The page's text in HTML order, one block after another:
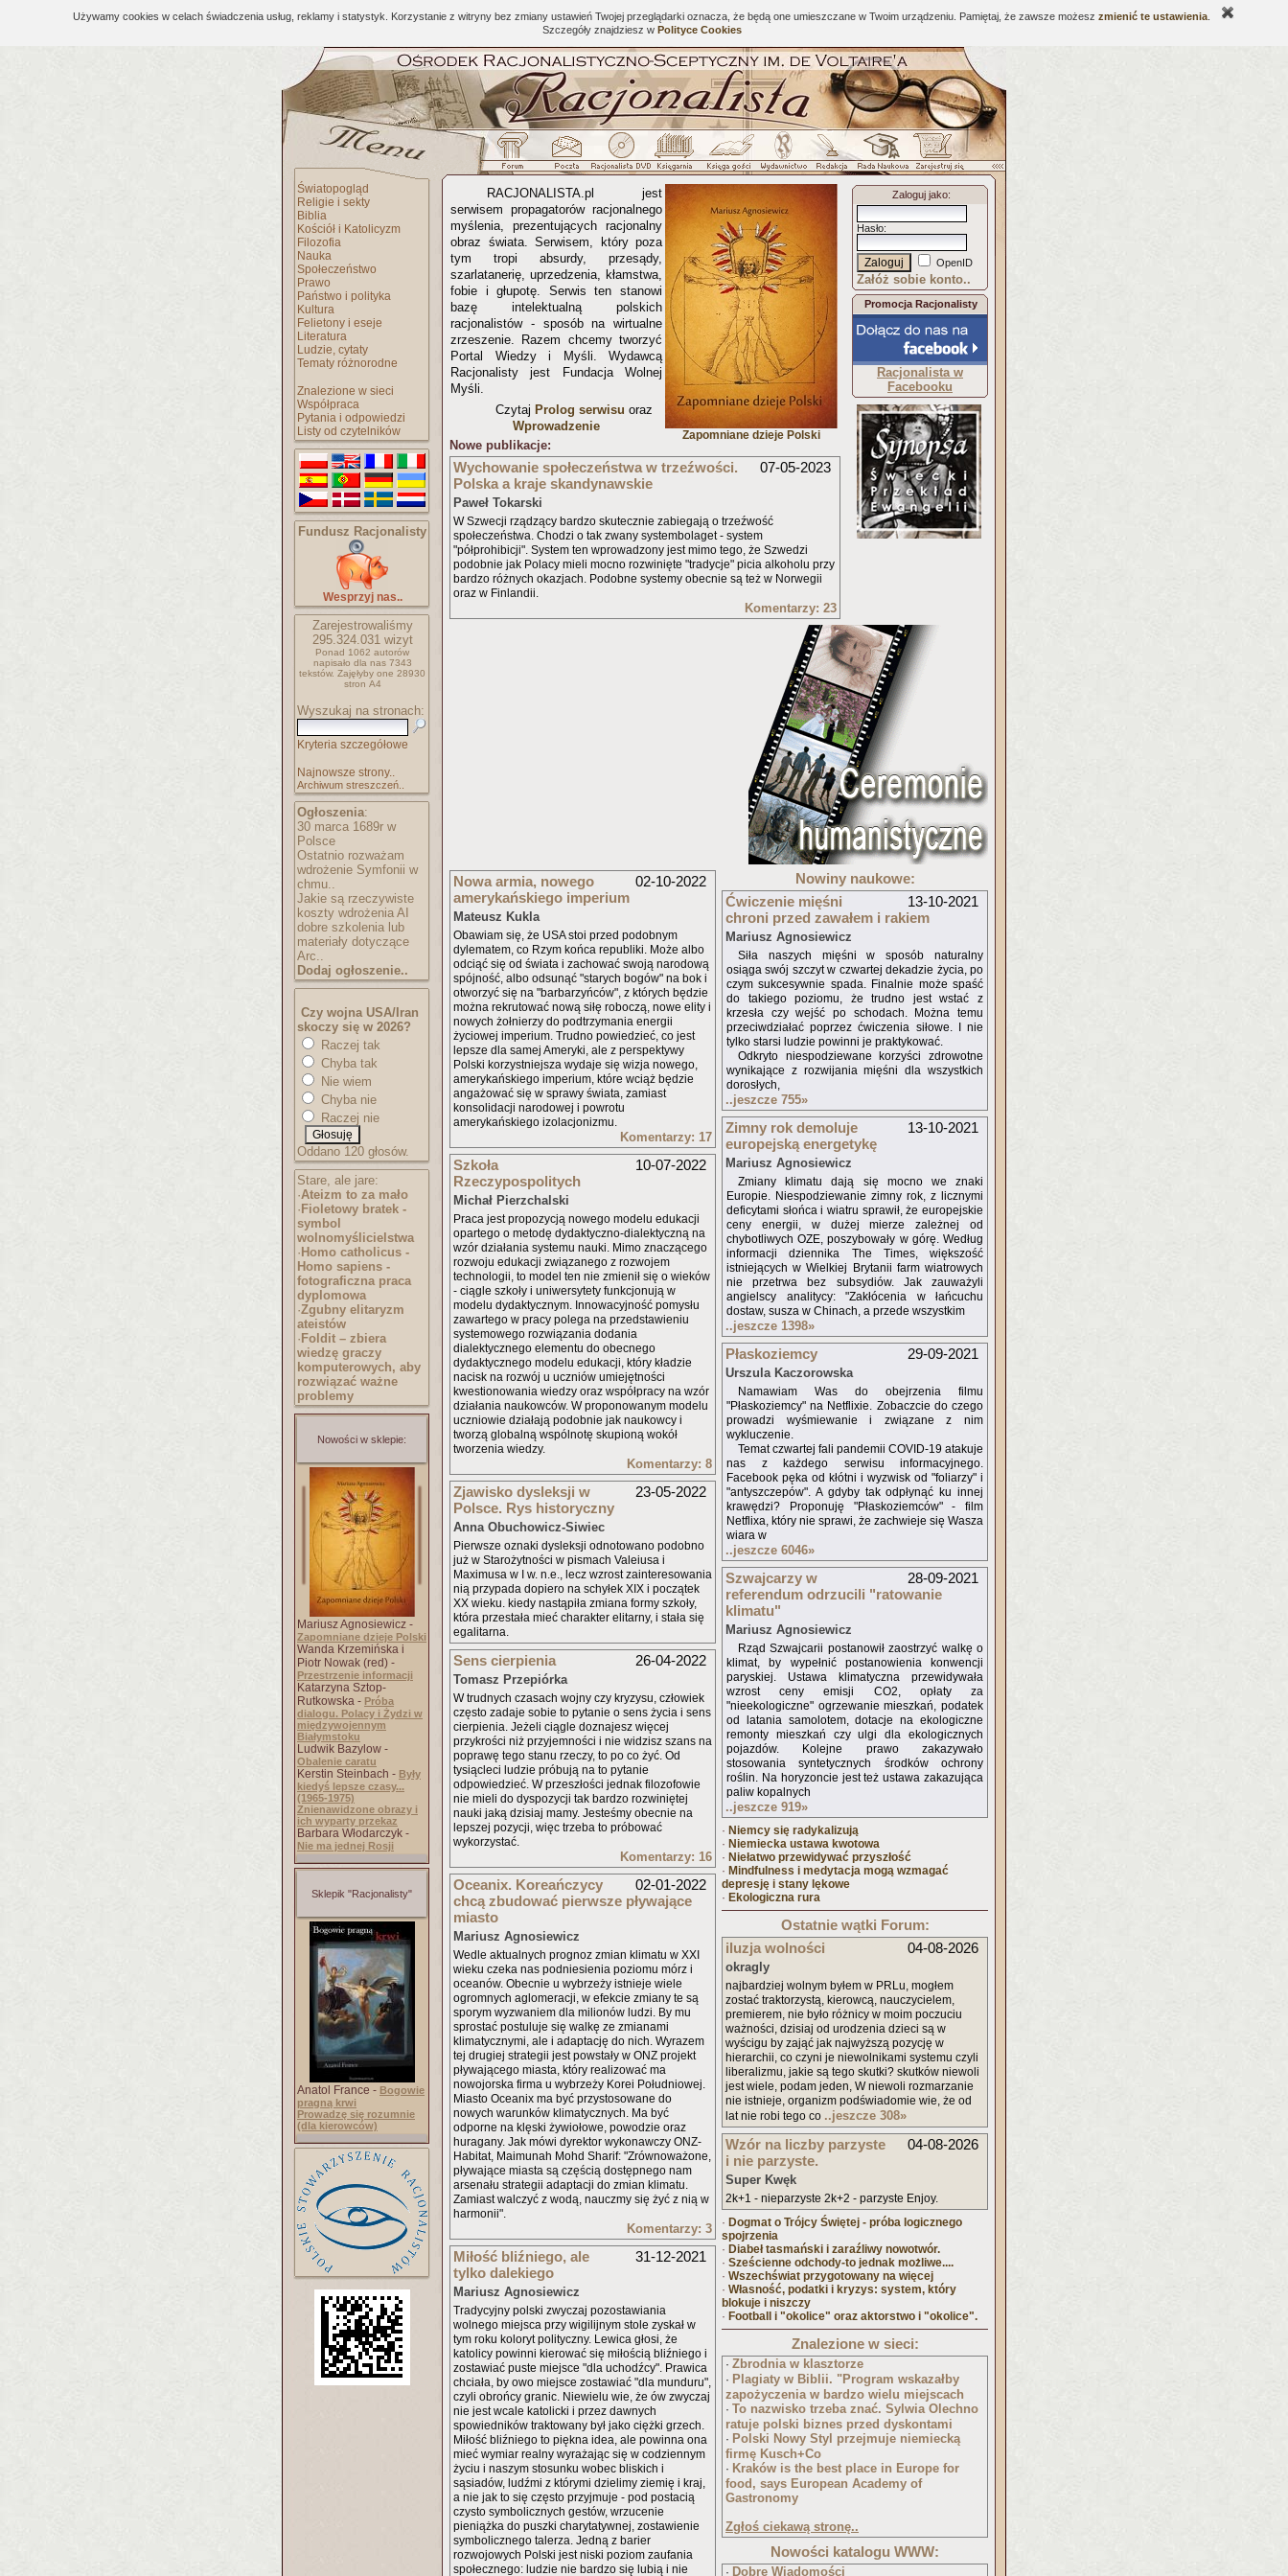
Używamy cookies w celach świadczenia usług, reklamy i statystyk. Korzystanie z witryny bez zmiany ustawień Twojej przeglądarki oznacza, że będą one umieszczane w Twoim urządzeniu. Pamiętaj, że zawsze możesz zmienić te ustawienia
Szczegóły znajdziesz w Polityce Cookies
Światopogląd
Religie i sekty
Biblia
Kościół i Katolicyzm
Filozofia
Nauka
Społeczeństwo
Prawo
Państwo i polityka
Kultura
Felietony i eseje
Literatura
Ludzie, cytaty
Tematy różnorodne
Znalezione w sieci
Współpraca
Pytania i odpowiedzi
Listy od czytelników
Fundusz Racjonalisty
Wesprzyj nas..
Zarejestrowaliśmy
295.324.031wizyt
Ponad 1062 autorów
napisało dla nas 7343
tekstów. Zajęłyby one 28930
stron A4
Wyszukaj na stronach:
Kryteria szczegółowe
Najnowsze strony..
Archiwum streszczeń..
Ogłoszenia:
30 marca 1689r w
Polsce
Ostatnio rozważam
wdrożenie Symfonii w
chmu..
Jakie są rzeczywiste
koszty wdrożenia AI
dobre szkolenia lub
materiały dotyczące
Arc..
Dodaj ogłoszenie..
Czy wojna USA/Iran
skoczy się w 2026?
Raczej tak
Chyba tak
Nie wiem
Chyba nie
Raczej nie
Oddano 120 głosów.
Stare, ale jare:
·Ateizm to za mało
· Fioletowy bratek -
symbol
wolnomyślicielstwa
· Homo catholicus -
Homo sapiens -
fotograficzna praca
dyplomowa
·Zgubny elitaryzm
ateistów
· Foldit – zbiera
wiedzę graczy
komputerowych, aby
rozwiązać ważne
problemy
Nowości w sklepie:
Mariusz Agnosiewicz -
Zapomniane dzieje Polski
Wanda Krzemińska i
Piotr Nowak (red) -
Przestrzenie informacji
Katarzyna Sztop-
Rutkowska - Próba
dialogu. Polacy i Żydzi w
międzywojennym
Białymstoku
Ludwik Bazylow -
Obalenie caratu
Kerstin Steinbach - Były
kiedyś lepsze czasy...
(1965-1975)
Znienawidzone obrazy i
ich wyparty przekaz
Barbara Włodarczyk -
Nie ma jednej Rosji
Sklepik "Racjonalisty"
Anatol France - Bogowie
pragną krwi
Prowadzę się rozumnie
(dla kierowców)
Zapomniane dzieje Polski
RACJONALISTA.pl jest
serwisem propagatorów racjonalnego
myślenia, prezentujących racjonalny
obraz świata. Serwisem, który poza
tym tropi absurdy, przesądy,
szarlatanerię, uprzedzenia, kłamstwa,
fobie i głupotę. Serwis ten stanowi
bazę intelektualną polskich
racjonalistów - sposób na wirtualne
zrzeszenie. Razem chcemy tworzyć
Portal Wiedzy i Myśli. Wydawcą
Racjonalisty jest Fundacja Wolnej
Myśli.
Czytaj Prolog serwisu oraz
Wprowadzenie
Nowe publikacje:
07-05-2023
Wychowanie społeczeństwa w trzeźwości.
Polska a kraje skandynawskie
Paweł Tokarski
W Szwecji rządzący bardzo skutecznie zabiegają o trzeźwość
społeczeństwa. Chodzi o tak zwany systembolaget - system
"półprohibicji". System ten wprowadzony jest mimo tego, że Szwedzi
podobnie jak Polacy mieli mocno rozwinięte "tradycje" picia alkoholu przy
bardzo różnych okazjach. Podobne systemy obecnie są też w Norwegii
oraz w Finlandii.
Komentarzy: 23
Zaloguj jako:
Hasło:
OpenID
Załóż sobie konto..
Promocja Racjonalisty
Racjonalista w
Facebooku
02-10-2022
Nowa armia, nowego
amerykańskiego imperium
Mateusz Kukla
Obawiam się, że USA stoi przed podobnym
dylematem, co Rzym końca republiki. Może albo
odciąć się od świata i zachować swoją narodową
spójność, albo odsunąć "starych bogów" na bok i
otworzyć się na "barbarzyńców", z których będzie
można rekrutować nową siłę roboczą, nowe elity i
nowych żołnierzy do podtrzymania energii
życiowej imperium. Trudno powiedzieć, co jest
lepsze dla samej Ameryki, ale z perspektywy
Polski korzystniejsza wydaje się wizja nowego,
amerykańskiego imperium, które wciąż będzie
angażować się w sprawy świata, zamiast
konsolidacji narodowej i powrotu
amerykańskiego izolacjonizmu.
Komentarzy: 17
10-07-2022
Szkoła
Rzeczypospolitych
Michał Pierzchalski
Praca jest propozycją nowego modelu edukacji
opartego o metodę dydaktyczno-dialektyczną na
wzór działania systemu nauki. Mimo znaczącego
rozwoju edukacji związanego z rozwojem
technologii, to model ten nie zmienił się o wieków
- ciągle szkoły i uniwersytety funkcjonują w
modelu dydaktycznym. Innowacyjność pomysłu
zawartego w pracy polega na przedstawieniu
systemowego rozwiązania dodania
dialektycznego elementu do obecnego
dydaktycznego modelu edukacji, który kładzie
nacisk na rozwój u uczniów umiejętności
kwestionowania wiedzy oraz współpracy na wzór
działania naukowców. W proponowanym modelu
uczniowie działają podobnie jak naukowcy i
tworzą globalną wspólnotę skupioną wokół
tworzenia wiedzy.
Komentarzy: 8
23-05-2022
Zjawisko dysleksji w
Polsce. Rys historyczny
Anna Obuchowicz-Siwiec
Pierwsze oznaki dysleksji odnotowano podobno
już w Starożytności w pismach Valeiusa i
Maximusa w I w. n.e., lecz wzrost zainteresowania
nią przypada dopiero na schyłek XIX i początek
XX wieku. kiedy nastąpiła zmiana formy szkoły,
która przestała mieć charakter elitarny, i stała się
egalitarna.
26-04-2022
Sens cierpienia
Tomasz Przepiórka
W trudnych czasach wojny czy kryzysu, człowiek
często zadaje sobie to pytanie o sens życia i sens
cierpienia. Jeżeli ciągle doznajesz więcej
przykrości niż przyjemności i nie widzisz szans na
poprawę tego stanu rzeczy, to po co żyć. Od
tysiącleci ludzie próbują na to pytanie
odpowiedzieć. W przeszłości jednak filozofowie
nie mieli do dyspozycji tak bardzo rozwiniętej
nauki jaką dzisiaj mamy. Jesteśmy obecnie na
lepszej pozycji, więc trzeba to próbować
wykorzystać.
Komentarzy: 16
02-01-2022
Oceanix. Koreańczycy
chcą zbudować pierwsze pływające
miasto
Mariusz Agnosiewicz
Wedle aktualnych prognoz zmian klimatu w XXI
wieku czeka nas podniesienia poziomu mórz i
oceanów. Obecnie u wybrzeży istnieje wiele
ogromnych aglomeracji, w efekcie zmiany te są
sporym wyzwaniem dla milionów ludzi. By mu
sprostać postuluje się walkę ze zmianami
klimatycznymi, ale i adaptację do nich. Wyrazem
tej drugiej strategii jest powstały w ONZ projekt
pływającego miasta, który realizować ma
nowojorska firma u wybrzeży Korei Południowej.
Miasto Oceanix ma być przystosowane do
nowych warunków klimatycznych. Ma być
odporne na klęski żywiołowe, powodzie oraz
huragany. Jak mówi dyrektor wykonawczy ONZ-
Habitat, Maimunah Mohd Sharif: "Zrównoważone,
pływające miasta są częścią dostępnego nam
arsenału strategii adaptacji do zmian klimatu.
Zamiast walczyć z wodą, nauczmy się żyć z nią w
harmonii".
Komentarzy: 3
31-12-2021
Miłość bliźniego, ale
tylko dalekiego
Mariusz Agnosiewicz
Tradycyjny polski zwyczaj pozostawiania
wolnego miejsca przy wigilijnym stole zyskał w
tym roku koloryt polityczny. Lewica głosi, że
katolicy powinni kierować się miłością bliźniego i
zostawiać puste miejsce "dla uchodźcy". Prawica
chciała, by owo miejsce zostawiać "dla munduru",
czyli obrońcy granic. Niewielu wie, że ów zwyczaj
nie jest wcale katolicki i przez dawnych
spowiedników traktowany był jako ciężki grzech.
Miłość bliźniego to piękna idea, ale powinna ona
mieć wymiar realny wyrażając się w codziennym
życiu i naszym stosunku wobec bliskich i
sąsiadów, ludźmi z którymi dzielimy ziemię i kraj,
a nie jak to się często przyjmuje - pod postacią
czysto symbolicznych gestów, wrzucenie
pieniążka do puszki charytatywnej, zostawienie
symbolicznego talerza. Jedną z barier
rozwojowych Polski jest niski poziom zaufania
społecznego: ludzie nie bardzo się lubią i nie
Nowiny naukowe:
13-10-2021
Ćwiczenie mięśni
chroni przed zawałem i rakiem
Mariusz Agnosiewicz
Siła naszych mięśni w sposób naturalny
osiąga swój szczyt w czwartej dekadzie życia, po
czym sukcesywnie spada. Finalnie może spaść
do takiego poziomu, że trudno jest wstać z
krzesła czy wejść po schodach. Można temu
przeciwdziałać poprzez ćwiczenia siłowe. I nie
tylko starsi ludzie powinni je praktykować.
Odkryto niespodziewane korzyści zdrowotne
wynikające z rozwijania mięśni dla wszystkich
dorosłych,
..jeszcze 755»
13-10-2021
Zimny rok demoluje
europejską energetykę
Mariusz Agnosiewicz
Zmiany klimatu dają się mocno we znaki
Europie. Niespodziewanie zimny rok, z licznymi
deficytami słońca i wiatru sprawił, że europejskie
ceny energii, w dużej mierze zależnej od
chybotliwych OZE, poszybowały w górę. Według
informacji dziennika The Times, większość
istniejących w Wielkiej Brytanii farm wiatrowych
nie przetrwa bez subsydiów. Jak zauważyli
angielscy analitycy: "Zakłócenia w łańcuchu
dostaw, susza w Chinach, a przede wszystkim
..jeszcze 1398»
29-09-2021
Płaskoziemcy
Urszula Kaczorowska
Namawiam Was do obejrzenia filmu
"Płaskoziemcy" na Netflixie. Zobaczcie do czego
prowadzi wyśmiewanie i związane z nim
wykluczenie.
Temat czwartej fali pandemii COVID-19 atakuje
nas z każdego serwisu informacyjnego.
Facebook pęka od kłótni i wyzwisk od "foliarzy" i
"antyszczepów". A gdyby tak odpłynąć ku innej
krawędzi? Proponuję "Płaskoziemców" - film
Netflixa, który nie sprawi, że zachwieje się Wasza
wiara w
..jeszcze 6046»
28-09-2021
Szwajcarzy w
referendum odrzucili "ratowanie
klimatu"
Mariusz Agnosiewicz
Rząd Szwajcarii postanowił zaostrzyć walkę o
klimat, by wypełnić postanowienia konwencji
paryskiej. Ustawa klimatyczna przewidywała
wzrost ceny emisji CO2, opłaty za
"nieekologiczne" ogrzewanie mieszkań, podatek
od latania samolotem, dotacje na ekologiczne
remonty mieszkań czy ulgi dla ekologicznych
pojazdów. Kolejne prawo zakazywało
stosowania syntetycznych środków ochrony
roślin. Na horyzoncie jest też ustawa zakazująca
paliw kopalnych
..jeszcze 919»
· Niemcy się radykalizują
· Niemiecka ustawa kwotowa
· Niełatwo przewidywać przyszłość
· Mindfulness i medytacja mogą wzmagać
depresję i stany lękowe
· Ekologiczna rura
Ostatnie wątki Forum:
04-08-2026
iluzja wolności
okragly
najbardziej wolnym byłem w PRLu, mogłem
zostać traktorzystą, kierowcą, nauczycielem,
premierem, nie było różnicy w moim poczuciu
ważności, dzisiaj od urodzenia dzieci są w
wyścigu by zająć jak najwyższą pozycję w
hierarchii, co czyni je niewolnikami systemu czyli
liberalizmu, jakie są tego skutki? skutków niewoli
jest wiele, podam jeden, W niewoli rozmarzanie
nie istnieje, organizm podświadomie wie, że od
lat nie robi tego co ..jeszcze 308»
04-08-2026
Wzór na liczby parzyste
i nie parzyste.
Super Kwęk
2k+1 - nieparzyste 2k+2 - parzyste Enjoy.
· Dogmat o Trójcy Świętej - próba logicznego
spojrzenia
· Diabeł tasmański i zaraźliwy nowotwór.
· Sześcienne odchody-to jednak możliwe....
· Wszechświat przygotowany na więcej
· Własność, podatki i kryzys: system, który
blokuje i niszczy
· Football i "okolice" oraz aktorstwo i "okolice".
Znalezione w sieci:
· Zbrodnia w klasztorze
· Plagiaty w Biblii. "Program wskazałby
zapożyczenia w bardzo wielu miejscach
· To nazwisko trzeba znać. Sylwia Olechno
ratuje polski biznes przed dyskontami
· Polski Nowy Styl przejmuje niemiecką
firmę Kusch+Co
· Kraków is the best place in Europe for
food, says European Academy of
Gastronomy
Zgłoś ciekawą stronę..
Nowości katalogu WWW:
· Dobre Wiadomości